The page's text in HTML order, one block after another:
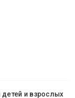
и взрослых